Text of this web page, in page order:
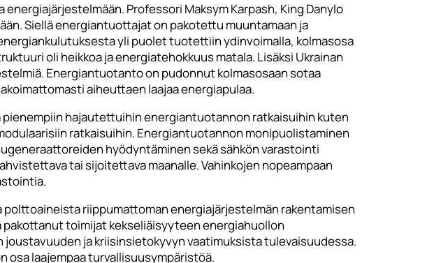
Professori Maksym Karpash, King Danylo
Siellä energiantuottajat on pakotettu muuntamaan ja
yli puolet tuotettiin ydinvoimalla, kolmasosa
oli heikkoa ja energiatehokkuus matala. Lisäksi Ukrainan
Energiantuotanto on pudonnut kolmasosaan sotaa
aiheuttaen laajaa energiapulaa.
hajautettuihin energiantuotannon ratkaisuihin kuten
ratkaisuihin. Energiantuotannon monipuolistaminen
hyödyntäminen sekä sähkön varastointi
tai sijoitettava maanalle. Vahinkojen nopeampaan
riippumattoman energiajärjestelmän rakentamisen
pakottanut toimijat kekseliäisyyteen energiahuollon
ja kriisinsietokyvyn vaatimuksista tulevaisuudessa.
osa laajempaa turvallisuusympäristöä.